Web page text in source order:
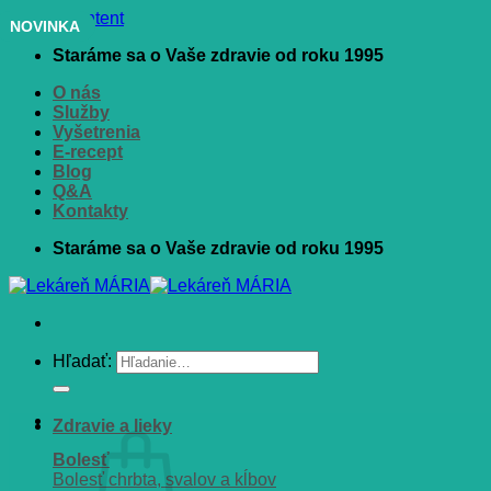
Skip to content
Staráme sa o Vaše zdravie od roku 1995
O nás
Služby
Vyšetrenia
E-recept
Blog
Q&A
Kontakty
Staráme sa o Vaše zdravie od roku 1995
Hľadať:
Zdravie a lieky
Bolesť
Bolesť chrbta, svalov a kĺbov
NOVINKA